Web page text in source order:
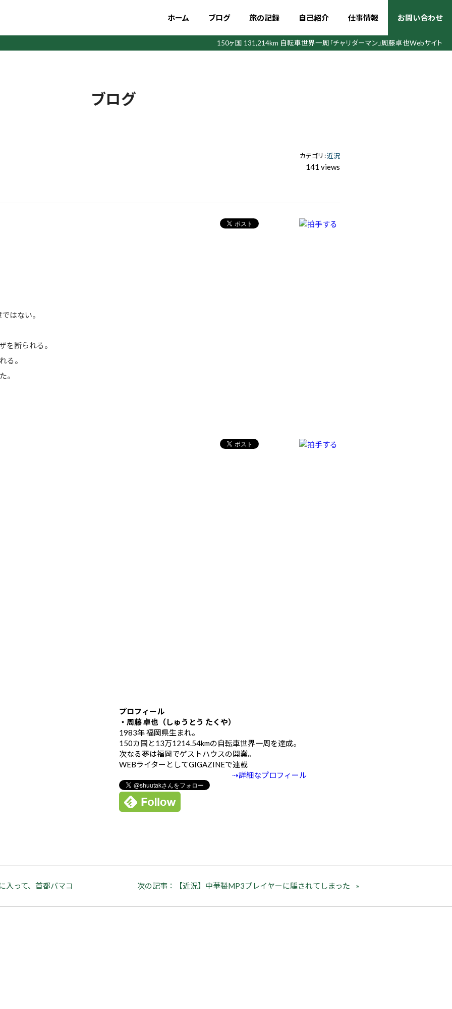
ホーム ブログ 旅の記録 自己紹介 仕事情報 お問い合わせ
150ヶ国 131,214km 自転車世界一周 「チャリダーマン」周藤卓也Webサイト
ブログ
カテゴリ :近況
141 views
はない。
断られる。
る。
。
プロフィール
・周藤 卓也（しゅうとう たくや）
1983年 福岡県生まれ。
150カ国と13万1214.54kmの自転車世界一周を達成。
次なる夢は福岡でゲストハウスの開業。
WEBライターとしてGIGAZINEで連載
⇢詳細なプロフィール
入って、首都バマコ 次の記事：【近況】中華製MP3プレイヤーに騙されてしまった